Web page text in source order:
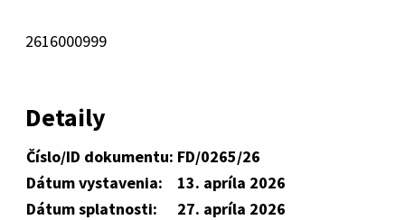
2616000999
Detaily
Číslo/ID dokumentu: FD/0265/26
Dátum vystavenia:
13. apríla 2026
Dátum splatnosti:
27. apríla 2026